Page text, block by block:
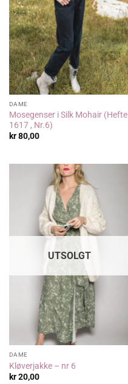
DAME
Mosegenser i Silk Mohair (Hefte
1617 , Nr.6)
kr80,00
UTSOLGT
DAME
Kløverjakke – nr 6
kr20,00